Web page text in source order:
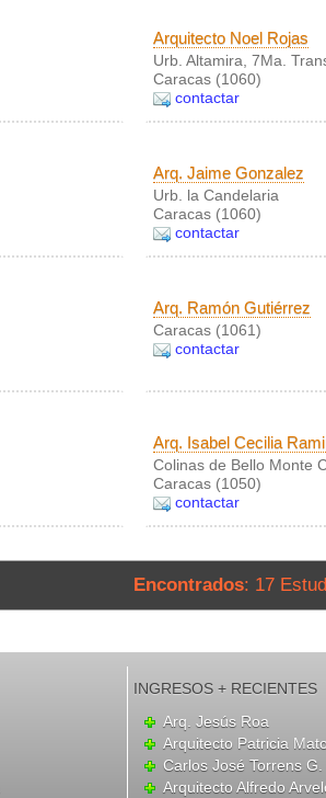
Arquitecto Noel Rojas
Urb. Altamira, 7Ma.
Caracas (1060)
contactar
Arq. Jaime Gonzalez
Urb. la Candelaria
Caracas (1060)
contactar
Arq. Ramón Gutiérrez
Caracas (1061)
contactar
Arq. Isabel Cecilia
Colinas de Bello Monte
Caracas (1050)
contactar
Encontrados: 17
INGRESOS + RECIENTES
Arq. Jesús Roa
Arquitecto Patricia
Carlos José Torrens G.
Arquitecto Alfredo